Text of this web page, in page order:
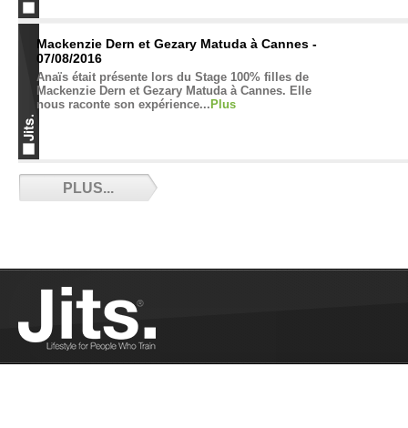
Mackenzie Dern et Gezary Matuda à Cannes -
07/08/2016
Anaïs était présente lors du Stage 100% filles de
Mackenzie Dern et Gezary Matuda à Cannes. Elle
nous raconte son expérience... Plus
Da Silva au sommet - 06/30/2016
Entretien avec Julien Da Silva, le nouveau numéro
Liste des ceintures noires françaises -
06/29/2016
La liste non exhaustive des ceintures noire en
PLUS...